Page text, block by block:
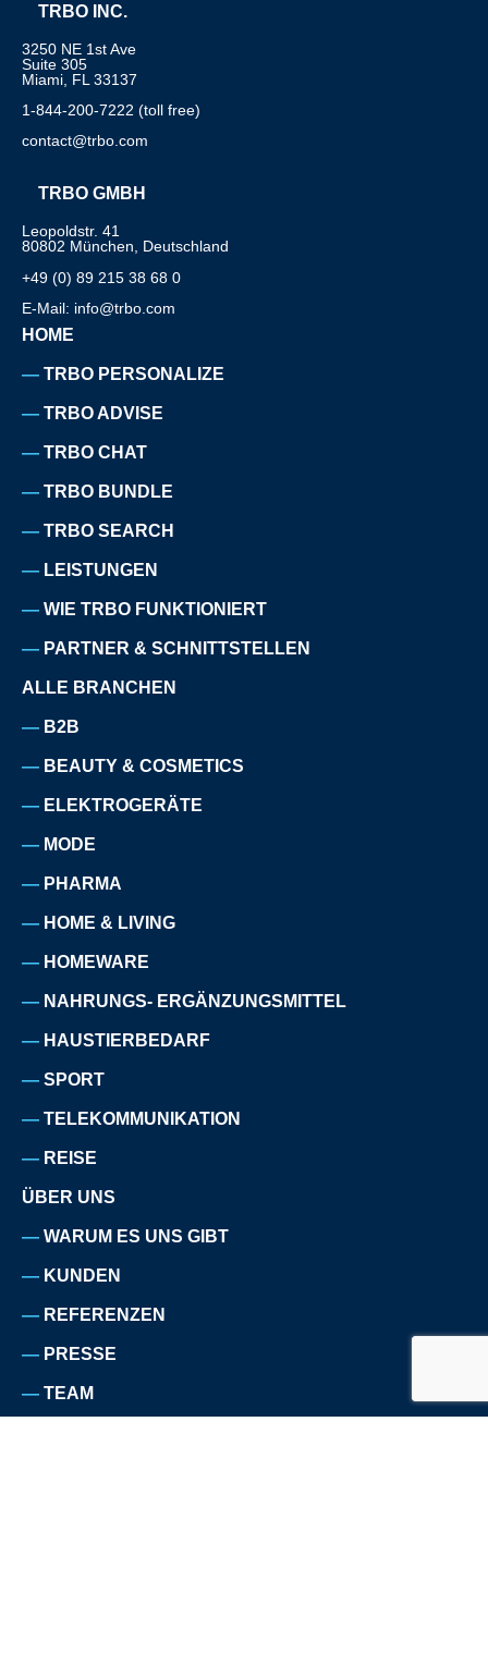
TRBO INC.
3250 NE 1st Ave
Suite 305
Miami, FL 33137
1-844-200-7222 (toll free)
contact@trbo.com
TRBO GMBH
Leopoldstr. 41
80802 München, Deutschland
+49 (0) 89 215 38 68 0
E-Mail: info@trbo.com
HOME
TRBO PERSONALIZE
TRBO ADVISE
TRBO CHAT
TRBO BUNDLE
TRBO SEARCH
LEISTUNGEN
WIE TRBO FUNKTIONIERT
PARTNER & SCHNITTSTELLEN
ALLE BRANCHEN
B2B
BEAUTY & COSMETICS
ELEKTROGERÄTE
MODE
PHARMA
HOME & LIVING
HOMEWARE
NAHRUNGS- ERGÄNZUNGSMITTEL
HAUSTIERBEDARF
SPORT
TELEKOMMUNIKATION
REISE
ÜBER UNS
WARUM ES UNS GIBT
KUNDEN
REFERENZEN
PRESSE
TEAM